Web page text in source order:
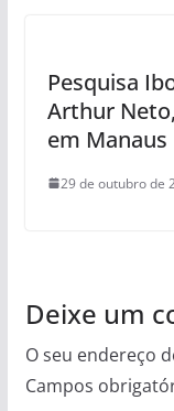
Pesquisa
Arthur
em Manaus
29 de outubro de
Deixe um
O seu endereço
Campos